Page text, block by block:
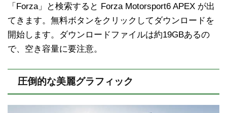
「Forza」と検索すると Forza Motorsport6 APEX が出
てきます。無料ボタンをクリックしてダウンロードを
開始します。ダウンロードファイルは約19GBあるの
で、空き容量に要注意。
圧倒的な美麗グラフィック